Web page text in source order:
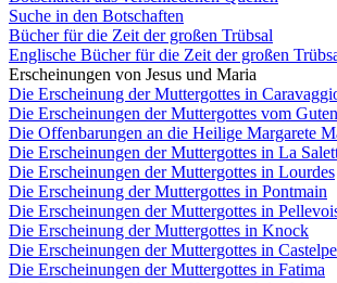
Suche in den Botschaften
Bücher für die Zeit der großen Trübsal
Englische Bücher für die Zeit der großen
Erscheinungen von Jesus und Maria
Die Erscheinung der Muttergottes in
Die Erscheinungen der Muttergottes vom
Die Offenbarungen an die Heilige Margarete
Die Erscheinungen der Muttergottes in La
Die Erscheinungen der Muttergottes in Lourdes
Die Erscheinung der Muttergottes in Pontmain
Die Erscheinungen der Muttergottes in
Die Erscheinung der Muttergottes in Knock
Die Erscheinungen der Muttergottes in
Die Erscheinungen der Muttergottes in Fatima